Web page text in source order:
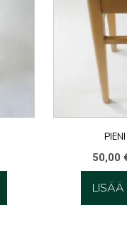
50,00
LISÄÄ